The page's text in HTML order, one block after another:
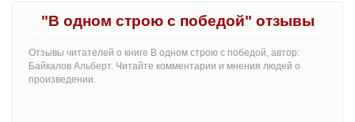
"В одном строю с победой" отзывы
Отзывы читателей о книге В одном строю с победой, автор:
Байкалов Альберт. Читайте комментарии и мнения людей о
произведении.